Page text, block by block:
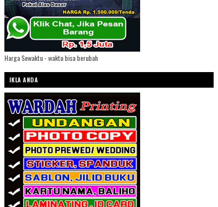
Harga Sewaktu - waktu bisa berubah
IKLA ANDA